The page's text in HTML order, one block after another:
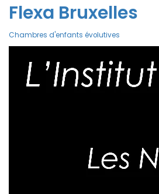
Flexa Bruxelles
Chambres d'enfants évolutives